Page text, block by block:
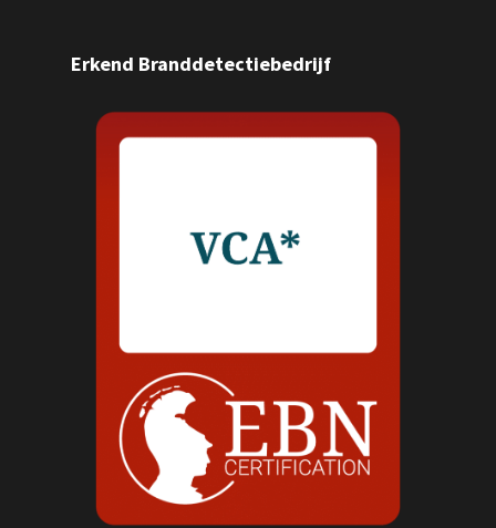
Erkend Branddetectiebedrijf